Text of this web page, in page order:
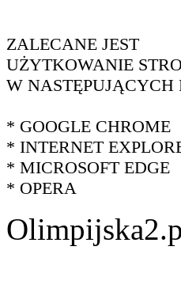
ZALECANE JEST
UŻYTKOWANIE
W
* GOOGLE CHROME
* INTERNET
* MICROSOFT EDGE
* OPERA